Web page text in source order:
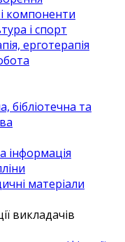
компоненти
і спорт
ерготерапія
бібліотечна та
інформація
матеріали
викладачів